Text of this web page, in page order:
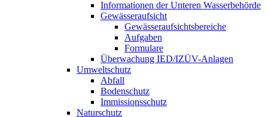
Informationen der Unteren Wasserbehörde
Gewässeraufsicht
Gewässeraufsichtsbereiche
Aufgaben
Formulare
Überwachung IED/IZÜV-Anlagen
Umweltschutz
Abfall
Bodenschutz
Immissionsschutz
Naturschutz